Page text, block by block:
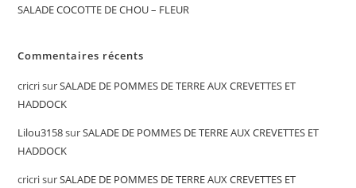
SALADE COCOTTE DE CHOU – FLEUR
Commentaires récents
cricrisurSALADE DE POMMES DE TERRE AUX CREVETTES ET
HADDOCK
Lilou3158surSALADE DE POMMES DE TERRE AUX CREVETTES ET
HADDOCK
cricrisurSALADE DE POMMES DE TERRE AUX CREVETTES ET